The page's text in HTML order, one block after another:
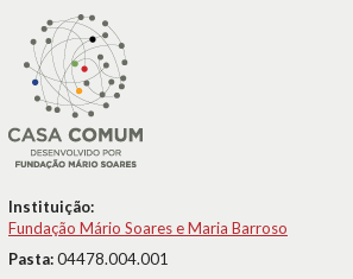
Instituição:
Fundação Mário Soares e Maria Barroso
Pasta:04478.004.001